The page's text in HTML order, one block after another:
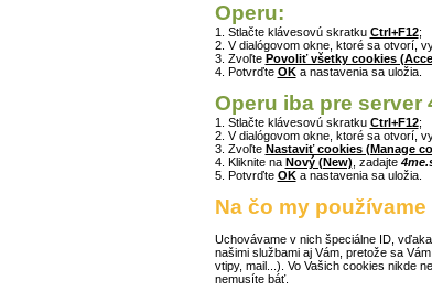
Operu:
1. Stlačte klávesovú skratku Ctrl+F12;
2. V dialógovom okne, ktoré sa otvorí,
3. Zvoľte Povoliť všetky cookies
4. Potvrďte OKa nastavenia sa uložia.
Operu iba pre server
1. Stlačte klávesovú skratku Ctrl+F12;
2. V dialógovom okne, ktoré sa otvorí,
3. Zvoľte Nastaviť cookies (Manage
4. Kliknite na Nový (New) , zadajte
5. Potvrďte OKa nastavenia sa uložia.
Na čo my
Uchovávame v nich špeciálne ID,
našimi službami aj Vám, pretože sa
vtipy, mail...). Vo Vašich cookies nikde
nemusíte báť.